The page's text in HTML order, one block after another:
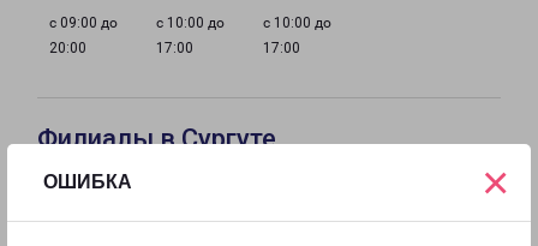
ОШИБКА ×
с 09:00 до
20:00
с 10:00 до
17:00
с 10:00 до
17:00
Филиалы в Сургуте